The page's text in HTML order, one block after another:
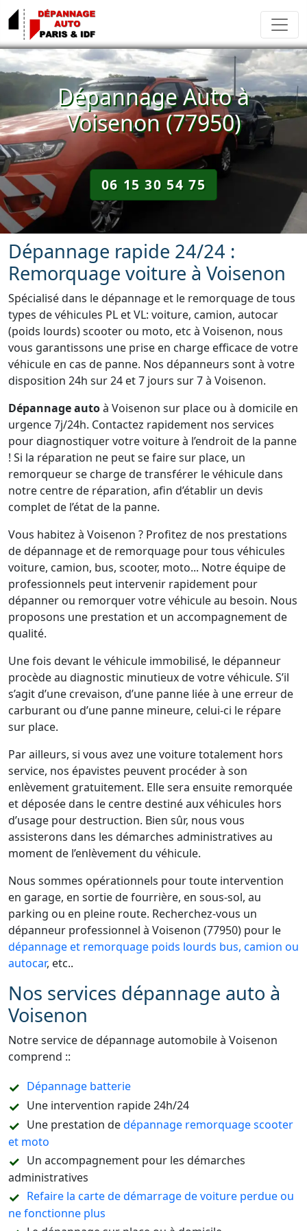
Dépannage Auto à
Voisenon (77950)
06 15 30 54 75
Dépannage rapide 24/24 :
Remorquage voiture à Voisenon
Spécialisé dans le dépannage et le remorquage de tous
types de véhicules PL et VL: voiture, camion, autocar
(poids lourds) scooter ou moto, etc à Voisenon, nous
vous garantissons une prise en charge efficace de votre
véhicule en cas de panne. Nos dépanneurs sont à votre
disposition 24h sur 24 et 7 jours sur 7 à Voisenon.
Dépannage autoà Voisenon sur place ou à domicile en
urgence 7j/24h. Contactez rapidement nos services
pour diagnostiquer votre voiture à l’endroit de la panne
! Si la réparation ne peut se faire sur place, un
remorqueur se charge de transférer le véhicule dans
notre centre de réparation, afin d’établir un devis
complet de l’état de la panne.
Vous habitez à Voisenon ? Profitez de nos prestations
de dépannage et de remorquage pour tous véhicules
voiture, camion, bus, scooter, moto... Notre équipe de
professionnels peut intervenir rapidement pour
dépanner ou remorquer votre véhicule au besoin. Nous
proposons une prestation et un accompagnement de
qualité.
Une fois devant le véhicule immobilisé, le dépanneur
procède au diagnostic minutieux de votre véhicule. S’il
s’agit d’une crevaison, d’une panne liée à une erreur de
carburant ou d’une panne mineure, celui-ci le répare
sur place.
Par ailleurs, si vous avez une voiture totalement hors
service, nos épavistes peuvent procéder à son
enlèvement gratuitement. Elle sera ensuite remorquée
et déposée dans le centre destiné aux véhicules hors
d’usage pour destruction. Bien sûr, nous vous
assisterons dans les démarches administratives au
moment de l’enlèvement du véhicule.
Nous sommes opérationnels pour toute intervention
en garage, en sortie de fourrière, en sous-sol, au
parking ou en pleine route. Recherchez-vous un
dépanneur professionnel à Voisenon (77950) pour le
dépannage et remorquage poids lourds bus, camion ou
autocar, etc..
Nos services dépannage auto à
Voisenon
Notre service de dépannage automobile à Voisenon
comprend ::
Dépannage batterie
Une intervention rapide 24h/24
Une prestation dedépannage remorquage scooter
et moto
Un accompagnement pour les démarches
administratives
Refaire la carte de démarrage de voiture perdue ou
ne fonctionne plus